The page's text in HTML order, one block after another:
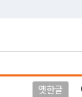
옛한글